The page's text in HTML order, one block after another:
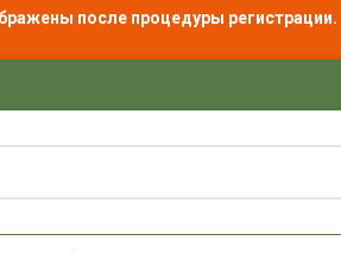
после процедуры регистрации.